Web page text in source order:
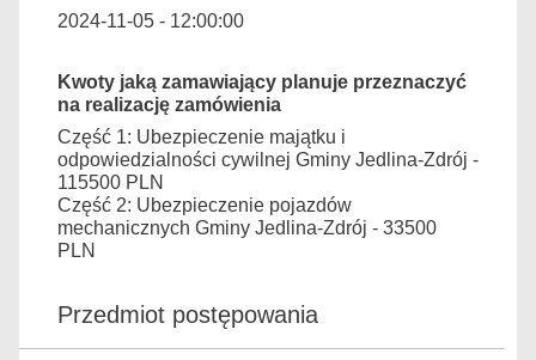
2024-11-05 - 12:00:00
Kwoty jaką zamawiający planuje przeznaczyć
na realizację zamówienia
Część 1: Ubezpieczenie majątku i
odpowiedzialności cywilnej Gminy Jedlina-Zdrój -
115500 PLN
Część 2: Ubezpieczenie pojazdów
mechanicznych Gminy Jedlina-Zdrój - 33500
PLN
Przedmiot postępowania